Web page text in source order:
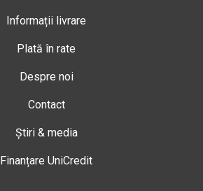
Informații livrare
Plată în rate
Despre noi
Contact
Știri & media
Finanțare UniCredit